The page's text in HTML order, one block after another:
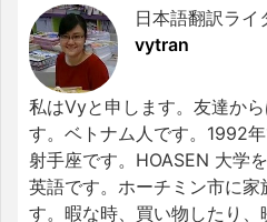
日本語翻訳ライ
vytran
私はVyと申します。友達か
す。ベトナム人です。1992年
射手座です。HOASEN 大学
英語です。ホーチミン市に家
す。暇な時、買い物したり